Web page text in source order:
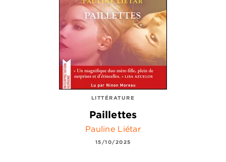
LITTÉRATURE
Paillettes
Pauline Liétar
15/10/2025